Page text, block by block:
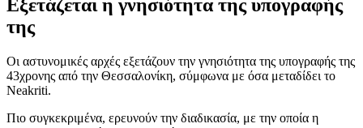
Εξετάζεται η γνησιότητα της υπογραφής
της
Οι αστυνομικές αρχές εξετάζουν την γνησιότητα της υπογραφής της
43χρονης από την Θεσσαλονίκη, σύμφωνα με όσα μεταδίδει το
Neakriti.
Πιο συγκεκριμένα, ερευνούν την διαδικασία, με την οποία η